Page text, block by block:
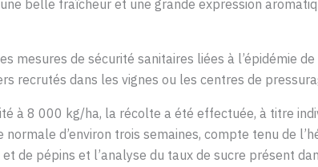
belle fraîcheur et une grande expression
mesures de sécurité sanitaires liées à l’épidémie
recrutés dans les vignes ou les centres de
à 8 000 kg/ha, la récolte a été effectuée, à titre
normale d’environ trois semaines, compte tenu de
de pépins et l’analyse du taux de sucre présent